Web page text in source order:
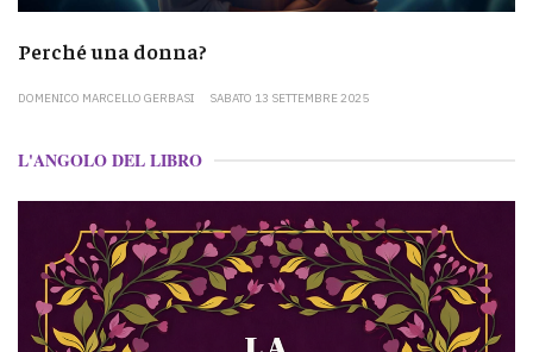
Perché una donna?
DOMENICO MARCELLO GERBASI SABATO 13 SETTEMBRE 2025
L'ANGOLO DEL LIBRO